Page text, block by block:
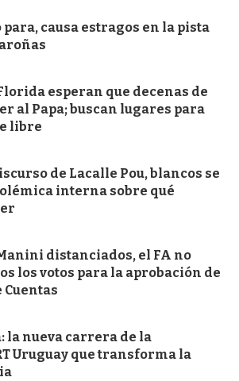
para, causa estragos en la pista
esperan que decenas de
al Papa; buscan lugares para
libre
de Lacalle Pou, blancos se
interna sobre qué
distanciados, el FA no
los votos para la aprobación de
nueva carrera de la
Uruguay que transforma la